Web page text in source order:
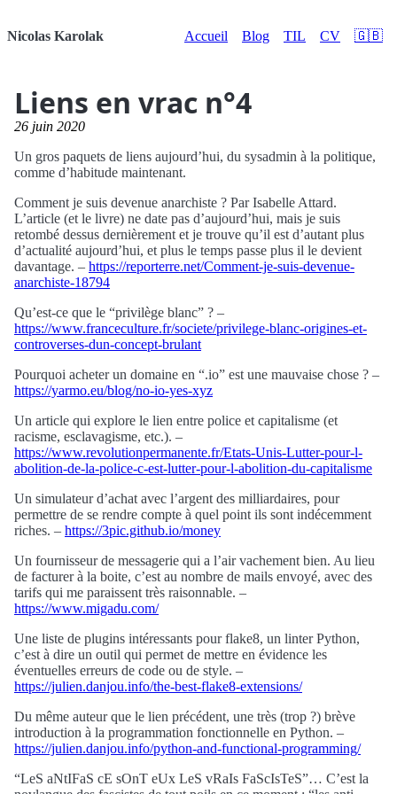
Nicolas Karolak Accueil Blog TIL CV 🇬🇧
Liens en vrac n°4
26 juin 2020
Un gros paquets de liens aujourd’hui, du sysadmin à la politique,
comme d’habitude maintenant.
Comment je suis devenue anarchiste ? Par Isabelle Attard.
L’article (et le livre) ne date pas d’aujourd’hui, mais je suis
retombé dessus dernièrement et je trouve qu’il est d’autant plus
d’actualité aujourd’hui, et plus le temps passe plus il le devient
davantage. – https://reporterre.net/Comment-je-suis-devenue-
anarchiste-18794
Qu’est-ce que le “privilège blanc” ? –
https://www.franceculture.fr/societe/privilege-blanc-origines-et-
controverses-dun-concept-brulant
Pourquoi acheter un domaine en “.io” est une mauvaise chose ? –
https://yarmo.eu/blog/no-io-yes-xyz
Un article qui explore le lien entre police et capitalisme (et
racisme, esclavagisme, etc.). –
https://www.revolutionpermanente.fr/Etats-Unis-Lutter-pour-l-
abolition-de-la-police-c-est-lutter-pour-l-abolition-du-capitalisme
Un simulateur d’achat avec l’argent des milliardaires, pour
permettre de se rendre compte à quel point ils sont indécemment
riches. – https://3pic.github.io/money
Un fournisseur de messagerie qui a l’air vachement bien. Au lieu
de facturer à la boite, c’est au nombre de mails envoyé, avec des
tarifs qui me paraissent très raisonnable. –
https://www.migadu.com/
Une liste de plugins intéressants pour flake8, un linter Python,
c’est à dire un outil qui permet de mettre en évidence les
éventuelles erreurs de code ou de style. –
https://julien.danjou.info/the-best-flake8-extensions/
Du même auteur que le lien précédent, une très (trop ?) brève
introduction à la programmation fonctionnelle en Python. –
https://julien.danjou.info/python-and-functional-programming/
“LeS aNtIFaS cE sOnT eUx LeS vRaIs FaScIsTeS”… C’est la